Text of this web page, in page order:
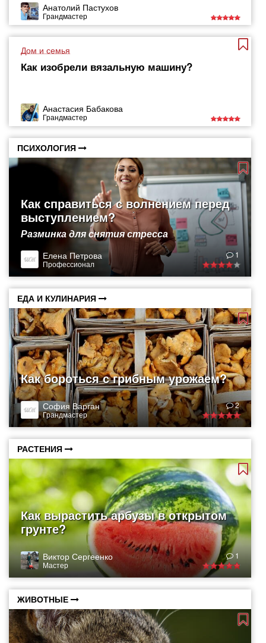
Анатолий Пастухов
Грандмастер
Дом и семья
Как изобрели вязальную машину?
Анастасия Бабакова
Грандмастер
ПСИХОЛОГИЯ
Как справиться с волнением перед
выступлением?
Разминка для снятия стресса
Елена Петрова
Профессионал
1
ЕДА И КУЛИНАРИЯ
Как бороться с грибным урожаем?
София Варган
Грандмастер
2
РАСТЕНИЯ
Как вырастить арбузы в открытом
грунте?
Виктор Сергеенко
Мастер
1
ЖИВОТНЫЕ